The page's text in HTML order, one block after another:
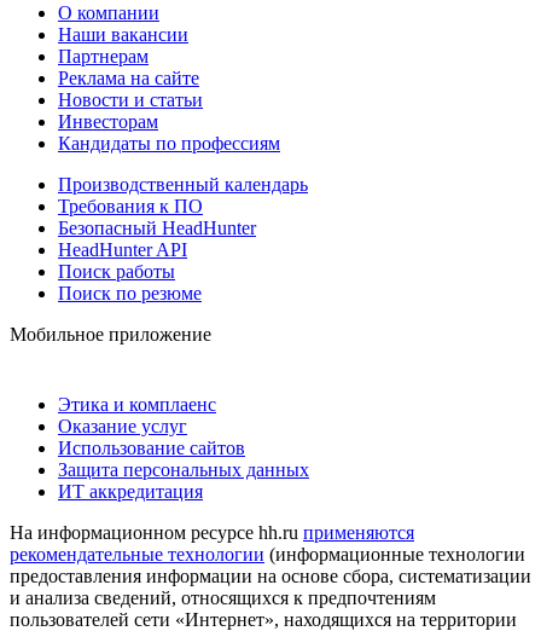
О компании
Наши вакансии
Партнерам
Реклама на сайте
Новости и статьи
Инвесторам
Кандидаты по профессиям
Производственный календарь
Требования к ПО
Безопасный HeadHunter
HeadHunter API
Поиск работы
Поиск по резюме
Мобильное приложение
Этика и комплаенс
Оказание услуг
Использование сайтов
Защита персональных данных
ИТ аккредитация
На информационном ресурсе hh.ru применяются
рекомендательные технологии (информационные технологии
предоставления информации на основе сбора, систематизации
и анализа сведений, относящихся к предпочтениям
пользователей сети «Интернет», находящихся на территории